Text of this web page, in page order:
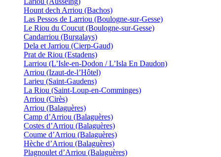
Hount dech Arriou (Bachos)
Las Pessos de Larriou (Boulogne-sur-Gesse)
Le Riou du Coucut (Boulogne-sur-Gesse)
Candarriou (Burgalays)
Dela et Jarriou (Cierp-Gaud)
Prat de Riou (Estadens)
Larriou (L’Isle-en-Dodon / L’Isla En Daudon)
Arriou (Izaut-de-l’Hôtel)
Larieu (Saint-Gaudens)
La Riou (Saint-Loup-en-Comminges)
Arriou (Cirès)
Arriou (Balaguères)
Camp d’Arriou (Balaguères)
Costes d’Arriou (Balaguères)
Coume d’Arriou (Balaguères)
Hèche d’Arriou (Balaguères)
Plagnoulet d’Arriou (Balaguères)